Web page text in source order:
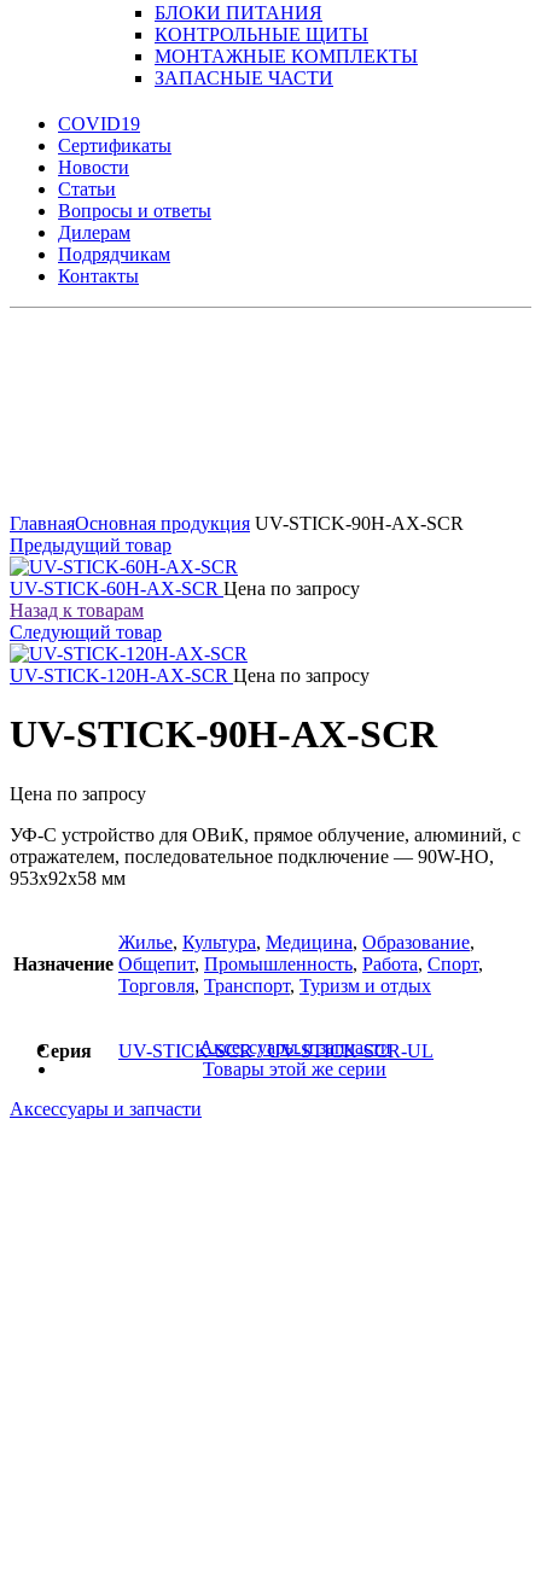
БЛОКИ ПИТАНИЯ
КОНТРОЛЬНЫЕ ЩИТЫ
МОНТАЖНЫЕ КОМПЛЕКТЫ
ЗАПАСНЫЕ ЧАСТИ
COVID19
Сертификаты
Новости
Статьи
Вопросы и ответы
Дилерам
Подрядчикам
Контакты
ГлавнаяОсновная продукция UV-STICK-90H-AX-SCR
Предыдущий товар
UV-STICK-60H-AX-SCR Цена по запросу
Назад к товарам
Следующий товар
UV-STICK-120H-AX-SCR Цена по запросу
UV-STICK-90H-AX-SCR
Цена по запросу
УФ-С устройство для ОВиК, прямое облучение, алюминий, с
отражателем, последовательное подключение — 90W-HO,
953x92x58 мм
Назначение
Жилье, Культура, Медицина, Образование,
Общепит, Промышленность, Работа, Спорт,
Торговля, Транспорт, Туризм и отдых
Серия UV-STICK-SCR / UV-STICK-SCR-UL
Аксессуары и запчасти
Товары этой же серии
Аксессуары и запчасти